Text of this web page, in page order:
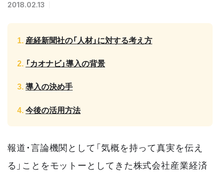
2018.02.13
産経新聞社の「人材」に対する考え方
「カオナビ」導入の背景
導入の決め手
今後の活用方法
報道・言論機関として「気概を持って真実を伝え
る」ことをモットーとしてきた株式会社産業経済